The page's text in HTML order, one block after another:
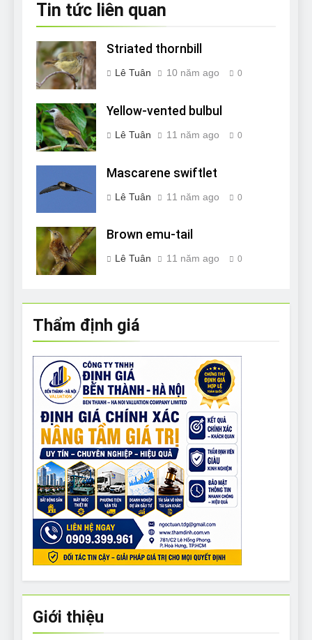
Tin tức liên quan
Striated thornbill
Lê Tuân 10 năm ago 0
Yellow-vented bulbul
Lê Tuân 11 năm ago 0
Mascarene swiftlet
Lê Tuân 11 năm ago 0
Brown emu-tail
Lê Tuân 11 năm ago 0
Thẩm định giá
Giới thiệu